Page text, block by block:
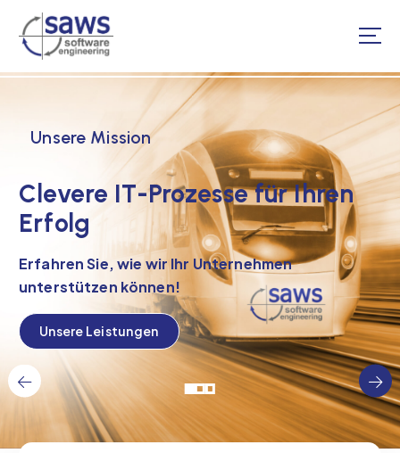
p
Unsere Mission
Clevere IT-Prozesse für Ihren
Erfolg
Erfahren Sie, wie wir Ihr Unternehmen
unterstützen können!
Unsere Leistungen